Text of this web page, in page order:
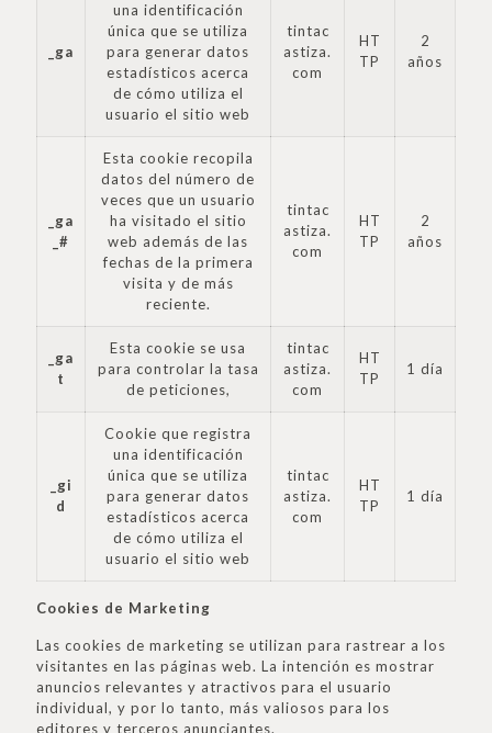
_ga
una identificación
única que se utiliza
para generar datos
estadísticos acerca
de cómo utiliza el
usuario el sitio web
tintac
astiza.
com
HT
TP
2
años
_ga
_#
Esta cookie recopila
datos del número de
veces que un usuario
ha visitado el sitio
web además de las
fechas de la primera
visita y de más
reciente.
tintac
astiza.
com
HT
TP
2
años
_ga
t
Esta cookie se usa
para controlar la tasa
de peticiones,
tintac
astiza.
com
HT
TP
1 día
_gi
d
Cookie que registra
una identificación
única que se utiliza
para generar datos
estadísticos acerca
de cómo utiliza el
usuario el sitio web
tintac
astiza.
com
HT
TP
1 día
Cookies de Marketing
Las cookies de marketing se utilizan para rastrear a los
visitantes en las páginas web. La intención es mostrar
anuncios relevantes y atractivos para el usuario
individual, y por lo tanto, más valiosos para los
editores y terceros anunciantes.